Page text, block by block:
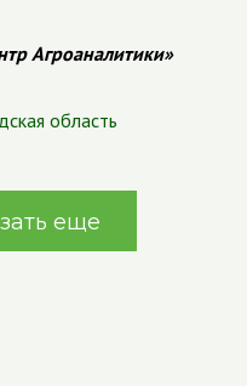
Агроаналитики»
область
еще